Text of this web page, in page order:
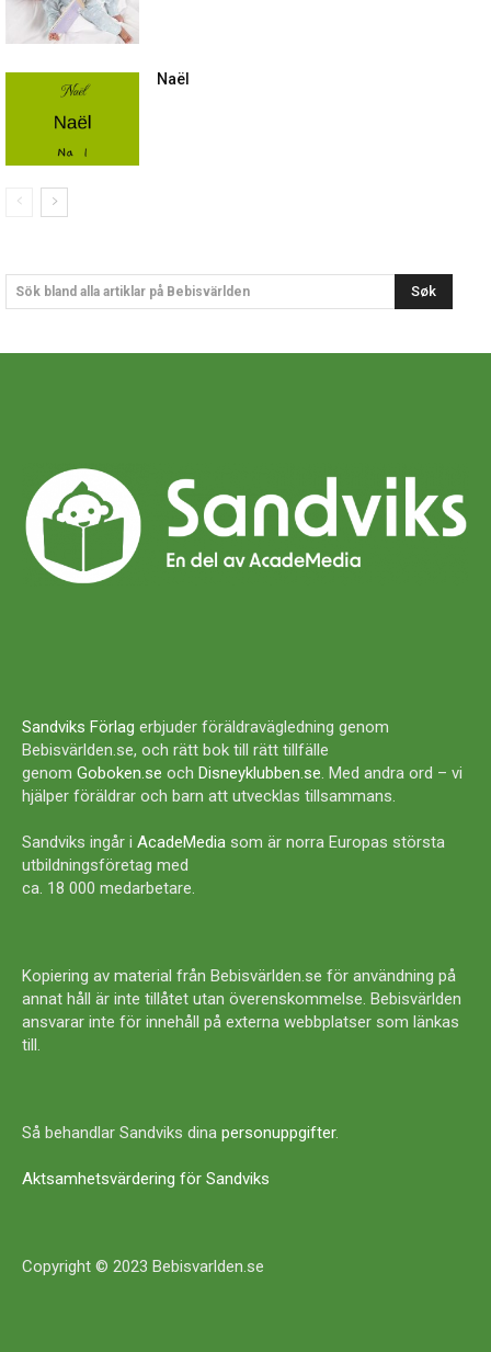
Naël
Sök bland alla artiklar på Bebisvärlden Søk
Sandviks Förlag erbjuder föräldravägledning genom
Bebisvärlden.se, och rätt bok till rätt tillfälle
genom Goboken.se och Disneyklubben.se. Med andra ord – vi
hjälper föräldrar och barn att utvecklas tillsammans.
Sandviks ingår i AcadeMedia som är norra Europas största
utbildningsföretag med
ca. 18 000 medarbetare.
Kopiering av material från Bebisvärlden.se för användning på
annat håll är inte tillåtet utan överenskommelse. Bebisvärlden
ansvarar inte för innehåll på externa webbplatser som länkas
till.
Så behandlar Sandviks dina personuppgifter.
Aktsamhetsvärdering för Sandviks
Copyright © 2023 Bebisvarlden.se